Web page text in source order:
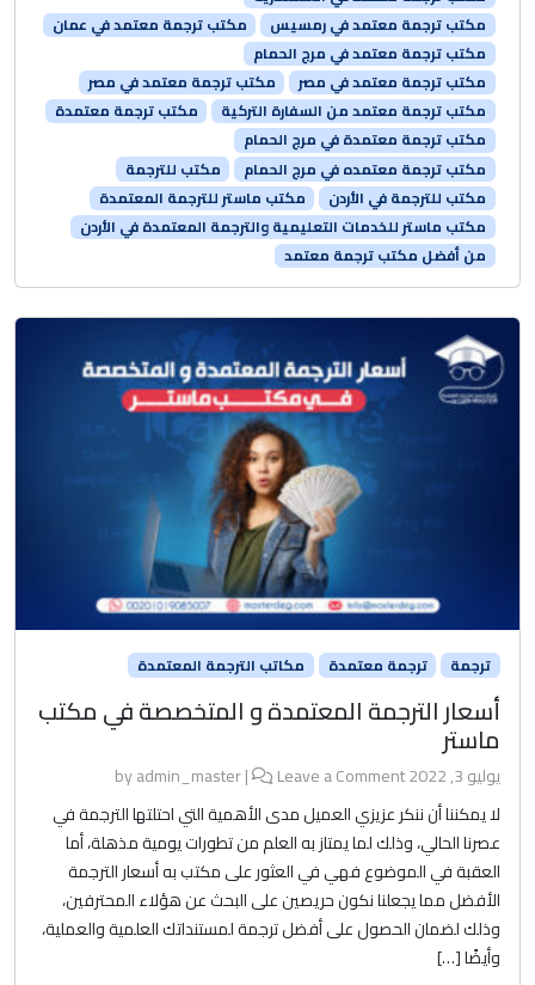
مكتب ترجمة معتمد في رمسيس
مكتب ترجمة معتمد في عمان
مكتب ترجمة معتمد في مرج الحمام
مكتب ترجمة معتمد في مصر
مكتب ترجمة معتمد في مصر
مكتب ترجمة معتمد من السفارة التركية
مكتب ترجمة معتمدة
مكتب ترجمة معتمدة في مرج الحمام
مكتب ترجمة معتمده في مرج الحمام
مكتب للترجمة
مكتب للترجمة في الأردن
مكتب ماستر للترجمة المعتمدة
مكتب ماستر للخدمات التعليمية والترجمة المعتمدة في الأردن
من أفضل مكتب ترجمة معتمد
ترجمة ترجمة معتمدة مكاتب الترجمة المعتمدة
أسعار الترجمة المعتمدة و المتخصصة في مكتب
ماستر
يوليو 3, 2022 admin_master|
Leave a Comment
لا يمكننا أن ننكر عزيزي العميل مدى الأهمية التي احتلتها الترجمة في
عصرنا الحالي، وذلك لما يمتاز به العلم من تطورات يومية مذهلة، أما
العقبة في الموضوع فهي في العثور على مكتب به أسعار الترجمة
الأفضل مما يجعلنا نكون حريصين على البحث عن هؤلاء المحترفين،
وذلك لضمان الحصول على أفضل ترجمة لمستنداتك العلمية والعملية،
وأيضًا […]